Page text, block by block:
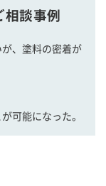
談事例
、塗料の密着が
可能になった。